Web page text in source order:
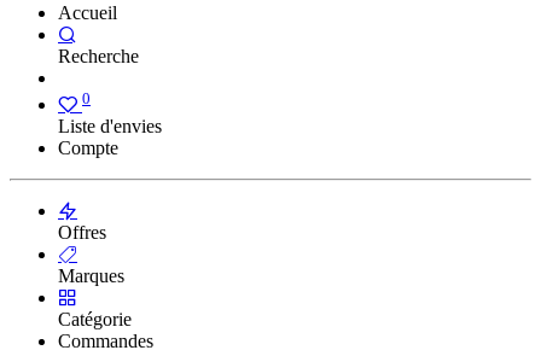
Accueil
Recherche
0
Liste d'envies
Compte
Offres
Marques
Catégorie
Commandes